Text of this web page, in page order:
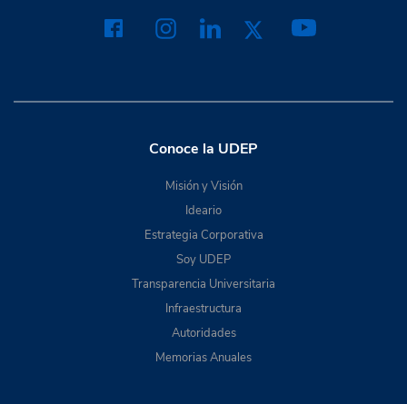
Conoce la UDEP
Misión y Visión
Ideario
Estrategia Corporativa
Soy UDEP
Transparencia Universitaria
Infraestructura
Autoridades
Memorias Anuales